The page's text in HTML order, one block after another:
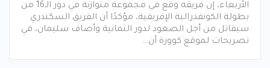
الأربعاء، إن فريقه وقع في مجموعة متوازنة في دور الـ16 من
بطولة الكونفدرالية الإفريقية، مؤكدًا أن الفريق السكندري
سيقاتل من أجل الصعود لدور الثمانية وأضاف سليمان، في
تصريحات لموقع كوورة أن…